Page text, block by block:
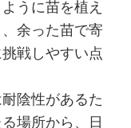
うに苗を植え
余った苗で寄
戦しやすい点
耐陰性があるた
場所から、日